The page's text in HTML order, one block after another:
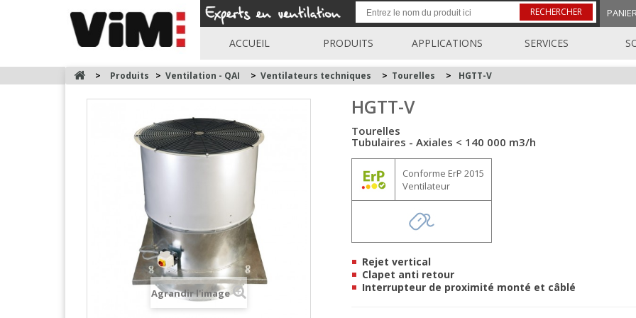
RECHERCHER
ACCUEIL PRODUITS APPLICATIONS SERVICES
> Produits > Ventilation - QAI > Ventilateurs techniques > Tourelles > HGTT-V
Agrandir l'image
HGTT-V
Tourelles
Tubulaires - Axiales < 140 000 m3/h
Conforme ErP 2015
Ventilateur
Rejet vertical
Clapet anti retour
Interrupteur de proximité monté et câblé